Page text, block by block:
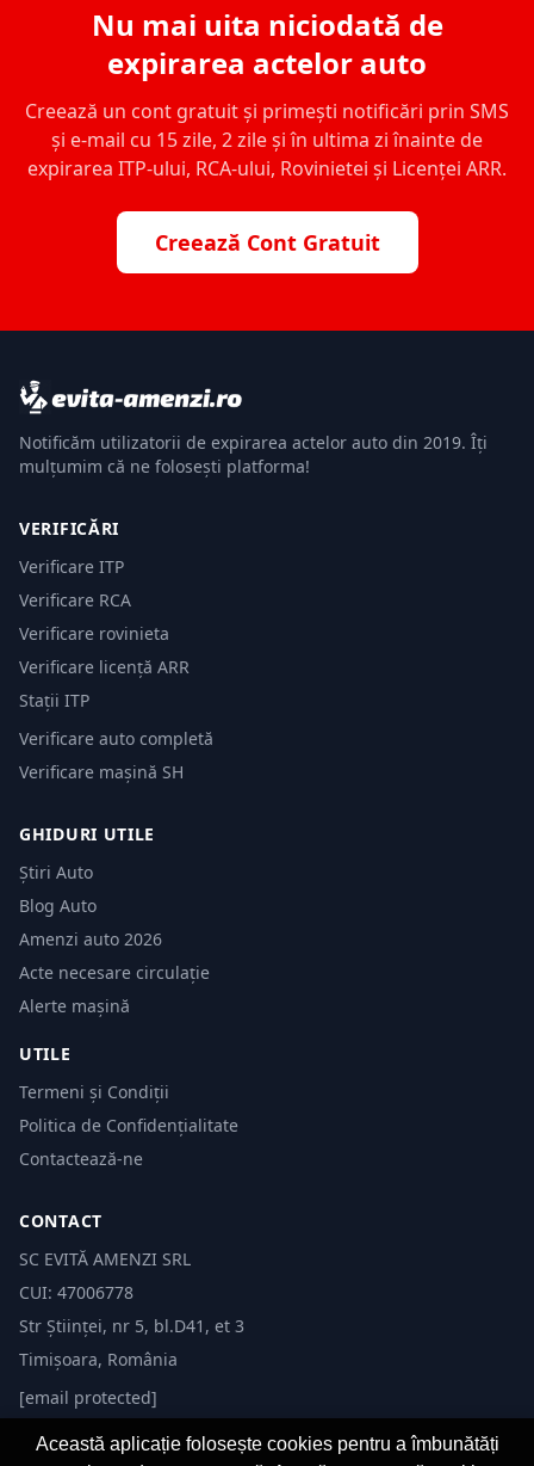
Nu mai uita niciodată de
expirarea actelor auto
Creează un cont gratuit și primești notificări prin SMS
și e-mail cu 15 zile, 2 zile și în ultima zi înainte de
expirarea ITP-ului, RCA-ului, Rovinietei și Licenței ARR.
Creează Cont Gratuit
Notificăm utilizatorii de expirarea actelor auto din 2019. Îți
mulțumim că ne folosești platforma!
VERIFICĂRI
Verificare ITP
Verificare RCA
Verificare rovinieta
Verificare licență ARR
Stații ITP
Verificare auto completă
Verificare mașină SH
GHIDURI UTILE
Știri Auto
Blog Auto
Amenzi auto 2026
Acte necesare circulație
Alerte mașină
UTILE
Termeni și Condiții
Politica de Confidențialitate
Contactează-ne
CONTACT
SC EVITĂ AMENZI SRL
CUI: 47006778
Str Științei, nr 5, bl.D41, et 3
Timișoara, România
[email protected]
Această aplicație folosește cookies pentru a îmbunătăți